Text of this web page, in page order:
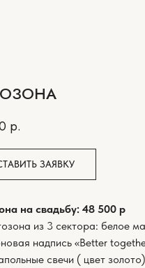
р.
ЗАЯВКУ
на свадьбу: 48 500 р
из 3 сектора: белое
надпись «Better
свечи ( цвет